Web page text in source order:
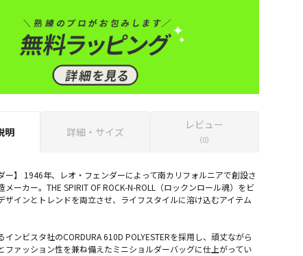
明 詳細・サイズ
レビュー
（0）
ー】 1946年、レオ・フェンダーによって南カリフォルニアで創設さ
ーカー。THE SPIRIT OF ROCK-N-ROLL（ロックンロール魂）をビ
ザインとトレンドを両立させ、ライフスタイルに溶け込むアイテム
ンビスタ社のCORDURA 610D POLYESTERを採用し、頑丈ながら
ファッション性を兼ね備えたミニショルダーバッグに仕上がってい